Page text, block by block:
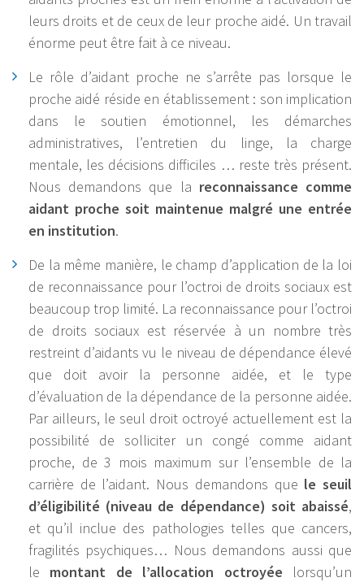
leurs droits et de ceux de leur proche aidé. Un travail
énorme peut être fait à ce niveau.
Le rôle d’aidant proche ne s’arrête pas lorsque le
proche aidé réside en établissement : son implication
dans le soutien émotionnel, les démarches
administratives, l’entretien du linge, la charge
mentale, les décisions difficiles … reste très présent.
Nous demandons que la reconnaissance comme
aidant proche soit maintenue malgré une entrée
en institution.
De la même manière, le champ d’application de la loi
de reconnaissance pour l’octroi de droits sociaux est
beaucoup trop limité. La reconnaissance pour l’octroi
de droits sociaux est réservée à un nombre très
restreint d’aidants vu le niveau de dépendance élevé
que doit avoir la personne aidée, et le type
d’évaluation de la dépendance de la personne aidée.
Par ailleurs, le seul droit octroyé actuellement est la
possibilité de solliciter un congé comme aidant
proche, de 3 mois maximum sur l’ensemble de la
carrière de l’aidant. Nous demandons que le seuil
d’éligibilité (niveau de dépendance) soit abaissé,
et qu’il inclue des pathologies telles que cancers,
fragilités psychiques… Nous demandons aussi que
le montant de l’allocation octroyée lorsqu’un